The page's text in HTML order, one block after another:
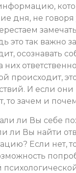
дня, не
это так важно
осознавать
них
происходит,
И если они
то зачем и
ли Вы себе
ли Вы найти
Если нет,